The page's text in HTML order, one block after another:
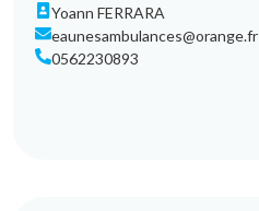
Yoann FERRARA
eaunesambulances@orange.fr
0562230893